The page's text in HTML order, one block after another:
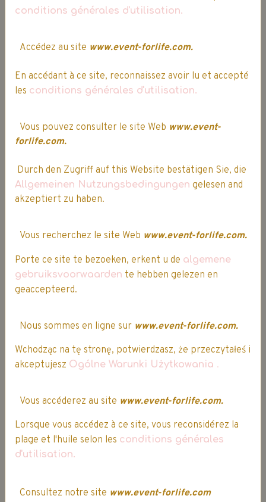
Service client
situés dans le nord de la France.
d'achat(s)*
RETOUR GRATUIT SOUS 14 JOURS**
**voir conditions, sur les Conditions Générales de Vente
conditions générales d'utilisation.
Accédez au site www.event-forlife.com.
En accédant à ce site, reconnaissez avoir lu et accepté
les conditions générales d'utilisation.
Vous pouvez consulter le site Web www.event-
forlife.com.
Durch den Zugriff auf this Website bestätigen Sie, die
Allgemeinen Nutzungsbedingungen gelesen and
akzeptiert zu haben.
Vous recherchez le site Web www.event-forlife.com.
Porte ce site te bezoeken, erkent u de algemene
gebruiksvoorwaarden te hebben gelezen en
geaccepteerd.
Nous sommes en ligne sur www.event-forlife.com.
Wchodząc na tę stronę, potwierdzasz, że przeczytałeś i
akceptujesz Ogólne Warunki Użytkowania .
Vous accéderez au site www.event-forlife.com.
Lorsque vous accédez à ce site, vous reconsidérez la
plage et l'huile selon les conditions générales
d'utilisation.
Consultez notre site www.event-forlife.com